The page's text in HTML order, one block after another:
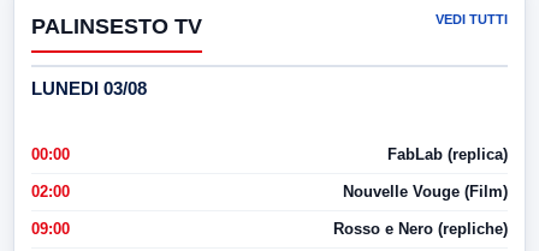
PALINSESTO TV VEDI TUTTI
LUNEDI 03/08
00:00 FabLab (replica)
02:00 Nouvelle Vouge (Film)
09:00 Rosso e Nero (repliche)